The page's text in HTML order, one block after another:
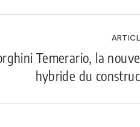
Temerario, la
hybride du